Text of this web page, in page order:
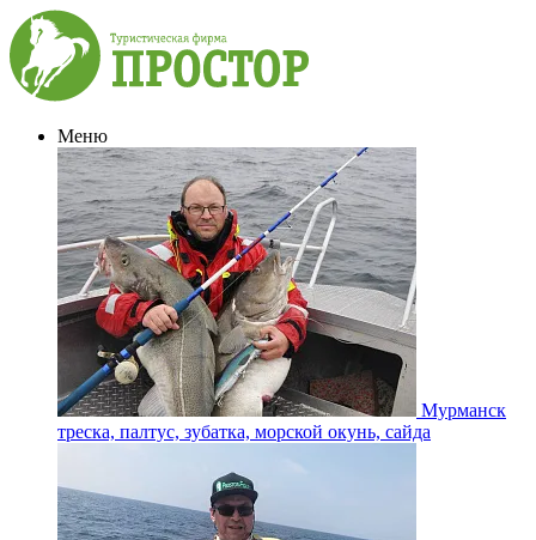
Меню
Мурманск
треска, палтус, зубатка, морской окунь, сайда